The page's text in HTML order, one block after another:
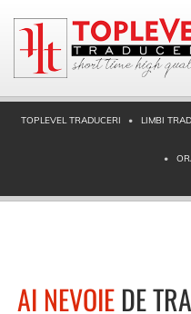
TOPLEVEL TRADUCERI LIMBI
AI NEVOIEDE